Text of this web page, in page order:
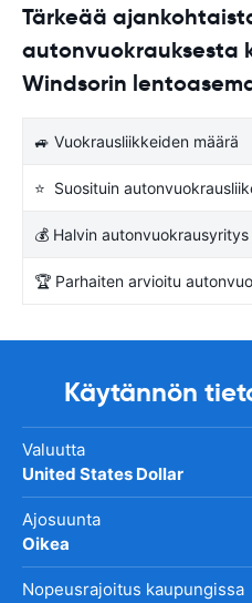
Tärkeää
autonvuokrauksesta
Windsorin
🚙 Vuokrausliikkeiden määrä
⭐ Suosituin
💰 Halvin autonvuokrausyritys
🏆 Parhaiten arvioitu
Käytännön
Valuutta
United States Dollar
Ajosuunta
Oikea
Nopeusrajoitus kaupungissa